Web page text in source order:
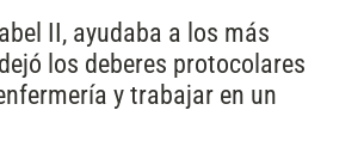
II, ayudaba a los más
los deberes protocolares
y trabajar en un